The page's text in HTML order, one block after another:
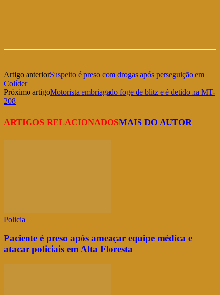
Artigo anteriorSuspeito é preso com drogas após perseguição em
Colíder
Próximo artigoMotorista embriagado foge de blitz e é detido na MT-
208
ARTIGOS RELACIONADOSMAIS DO AUTOR
Policia
Paciente é preso após ameaçar equipe médica e
atacar policiais em Alta Floresta